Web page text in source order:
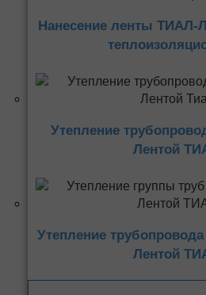
Нанесение ленты
Утепление
Лентой
Утепление
Лентой